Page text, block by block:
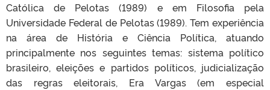
Católica de Pelotas (1989) e em Filosofia pela
Universidade Federal de Pelotas (1989). Tem experiência
na área de História e Ciência Política, atuando
principalmente nos seguintes temas: sistema político
brasileiro, eleições e partidos políticos, judicialização
das regras eleitorais, Era Vargas (em especial